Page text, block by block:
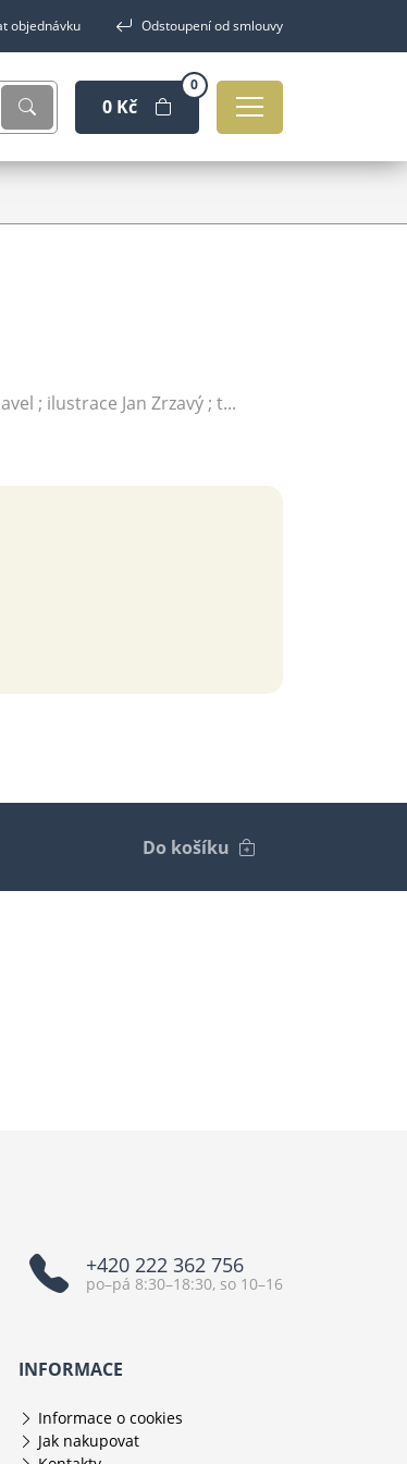
objednávku Odstoupení od smlouvy
0 Kč
0
; ilustrace Jan Zrzavý ; t...
Do košíku
+420 222 362 756
po–pá 8:30–18:30, so 10–16
INFORMACE
Informace o cookies
Jak nakupovat